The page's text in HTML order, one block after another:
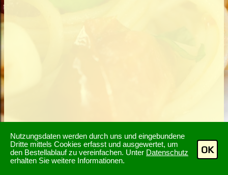
Nutzungsdaten werden durch uns und eingebundene
Dritte mittels Cookies erfasst und ausgewertet, um
den Bestellablauf zu vereinfachen. Unter Datenschutz
erhalten Sie weitere Informationen.
OK